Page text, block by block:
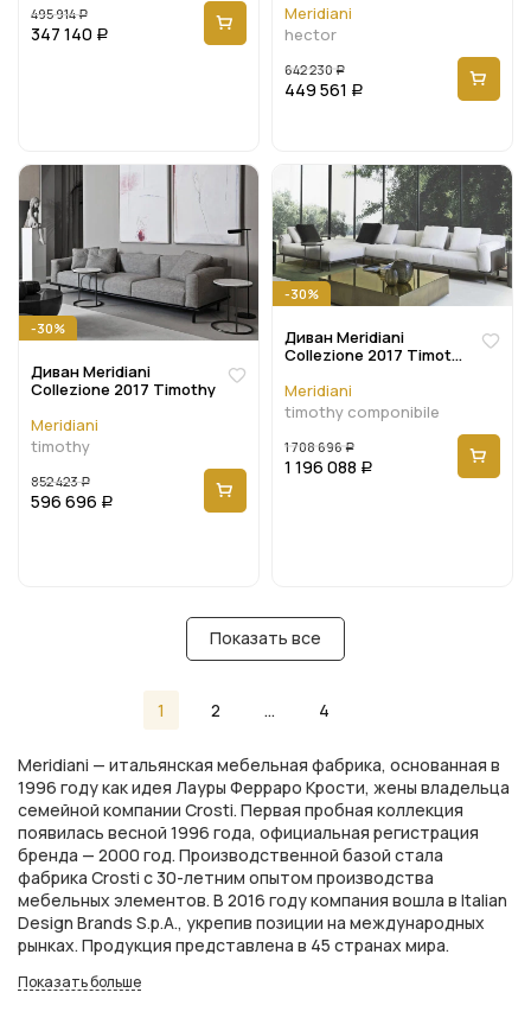
495 914 Р
347 140 Р
Meridiani
hector
642 230 Р
449 561 Р
-30%
Диван Meridiani
Collezione 2017 Timothy
Meridiani
timothy
852 423 Р
596 696 Р
-30%
Диван Meridiani
Collezione 2017 Timothy
Meridiani
timothy componibile
1 708 696 Р
1 196 088 Р
Показать все
1 2 ... 4
Meridiani — итальянская мебельная фабрика, основанная в
1996 году как идея Лауры Ферраро Крости, жены владельца
семейной компании Crosti. Первая пробная коллекция
появилась весной 1996 года, официальная регистрация
бренда — 2000 год. Производственной базой стала
фабрика Crosti с 30-летним опытом производства
мебельных элементов. В 2016 году компания вошла в Italian
Design Brands S.p.A., укрепив позиции на международных
рынках. Продукция представлена в 45 странах мира.
Показать больше